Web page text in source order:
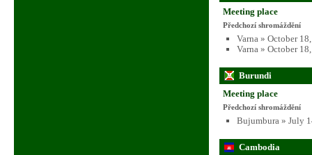
Meeting place
Předchozí shromáždění
Varna » October
Varna » October
Burundi
Meeting place
Předchozí shromáždění
Bujumbura » July
Cambodia